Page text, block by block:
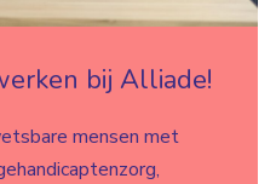
bij Alliade!
mensen met